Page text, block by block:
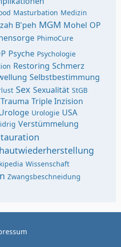
Masturbation Medizin
B'peh MGM Mohel OP
PhimoCure
Psyche Psychologie
Restoring Schmerz
Selbstbestimmung
Sex Sexualität StGB
Trauma Triple Inzision
Urologie USA
Verstümmelung
Wissenschaft
Zwangsbeschneidung